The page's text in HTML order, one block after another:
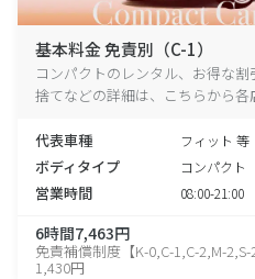
基本料金 免責別（C-1）
コンパクトのレンタル、お得な
捨てなどの詳細は、こちらから各
代表車種 フィット 等
ボディタイプ コンパクト
営業時間 08:00-21:00
6時間7,463円
免責補償制度【K-0,C-1,C-2,M-2,S-2
1,430円